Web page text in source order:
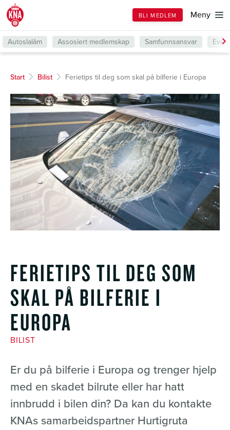
Till
forsiden
BLI MEDLEM Meny
Autoslalåm Assosiert medlemskap Samfunnsansvar
Start Bilist Ferietips til deg som skal på bilferie i Europa
FERIETIPS TIL DEG SOM
SKAL PÅ BILFERIE I
EUROPA
BILIST
Er du på bilferie i Europa og trenger hjelp
med en skadet bilrute eller har hatt
innbrudd i bilen din? Da kan du kontakte
KNAs samarbeidspartner Hurtigruta